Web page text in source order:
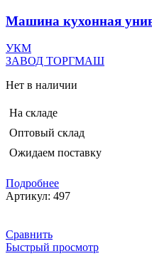
Машина кухонная
УКМ
ЗАВОД ТОРГМАШ
Нет в наличии
На складе
Оптовый склад
Ожидаем поставку
Подробнее
Артикул: 497
Сравнить
Быстрый просмотр